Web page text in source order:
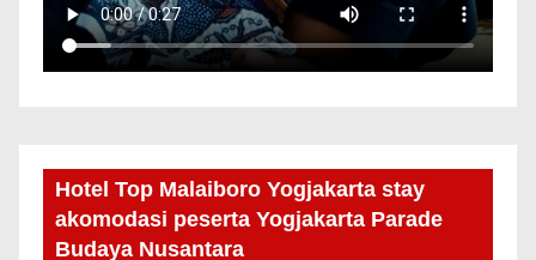
Hotel Top Malaiboro Yogjakarta stay
akomodasi peserta Yogjakarta Parade
Budaya Nusantara